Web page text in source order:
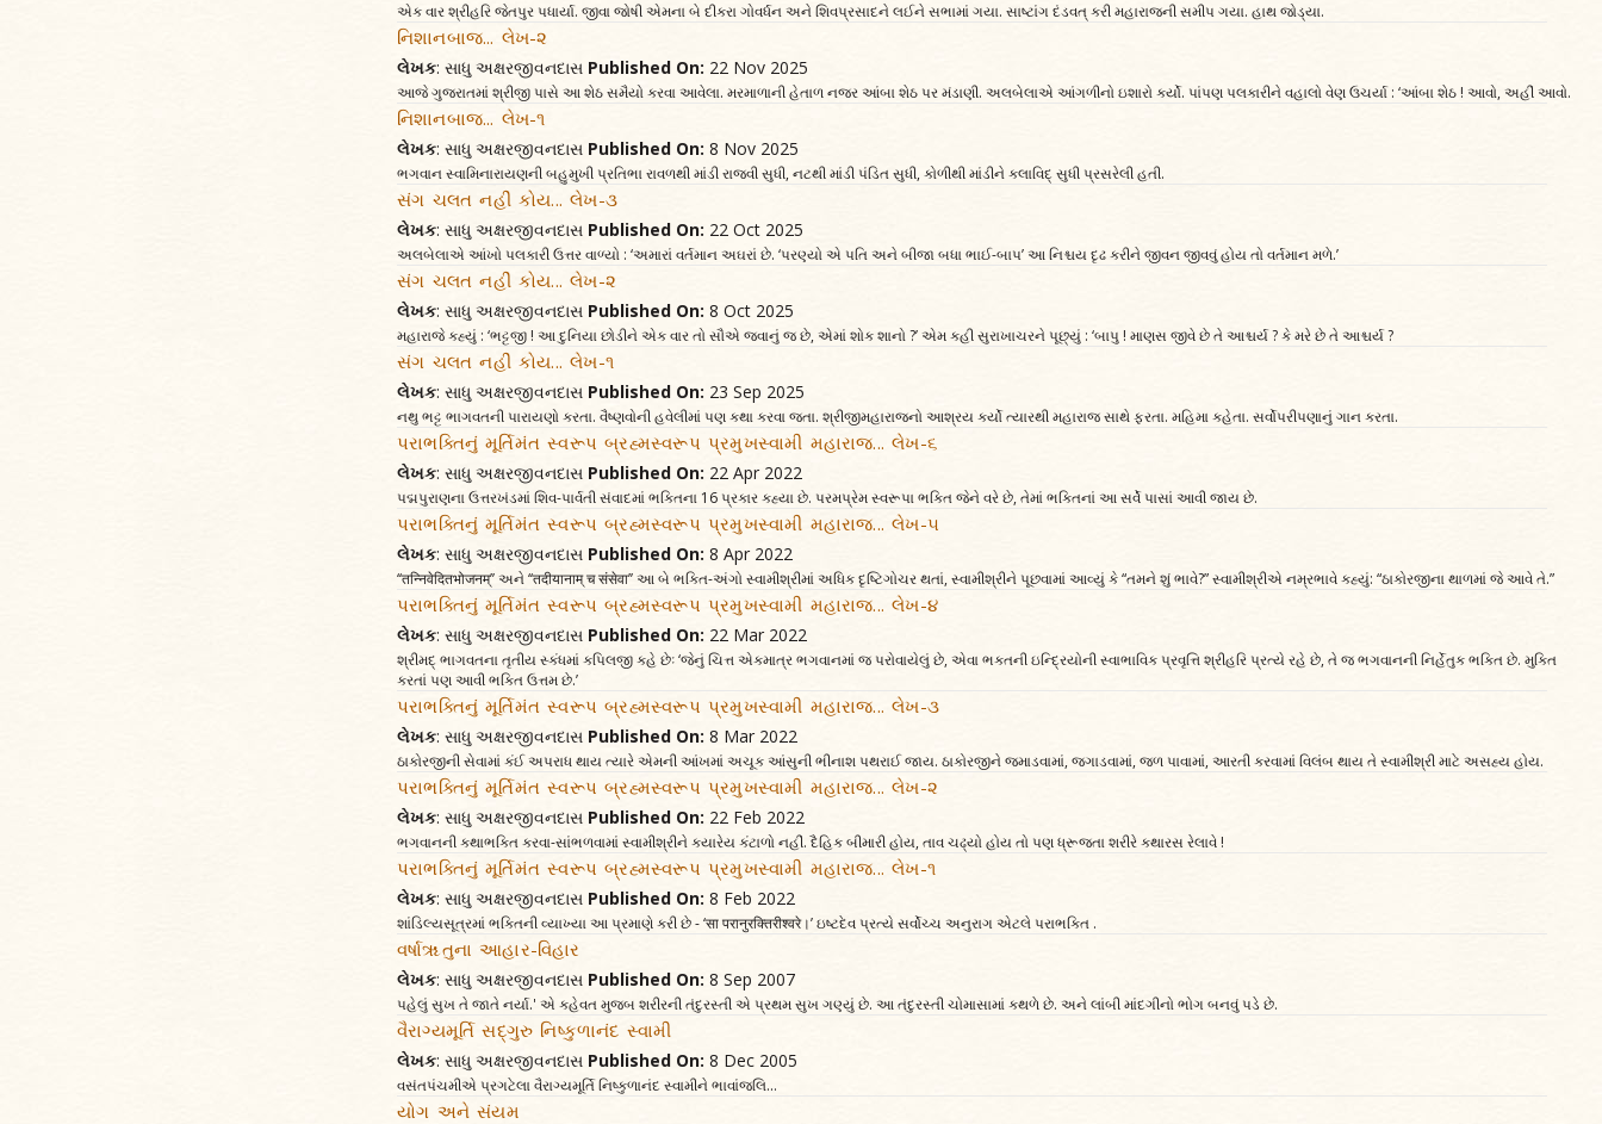
એક વાર શ્રીહરિ જેતપુર પધાર્યા. જીવા જોષી એમના બે દીકરા ગોવર્ધન અને શિવપ્રસાદને લઈને સભામાં ગયા. સાષ્ટાંગ દંડવત્‌ કરી મહારાજની સમીપ ગયા. હાથ જોડ્યા.
નિશાનબાજ... લેખ-૨
લેખક: સાધુ અક્ષરજીવનદાસ Published On: 22 Nov 2025
આજે ગુજરાતમાં શ્રીજી પાસે આ શેઠ સમૈયો કરવા આવેલા. મરમાળાની હેતાળ નજર આંબા શેઠ પર મંડાણી. અલબેલાએ આંગળીનો ઇશારો કર્યો. પાંપણ પલકારીને વહાલો વેણ ઉચર્યા : ‘આંબા શેઠ ! આવો, અહીં આવો.
નિશાનબાજ... લેખ-૧
લેખક: સાધુ અક્ષરજીવનદાસ Published On: 8 Nov 2025
ભગવાન સ્વામિનારાયણની બહુમુખી પ્રતિભા રાવળથી માંડી રાજવી સુધી, નટથી માંડી પંડિત સુધી, કોળીથી માંડીને કલાવિદ્‌ સુધી પ્રસરેલી હતી.
સંગ ચલત નહીં કોય... લેખ-૩
લેખક: સાધુ અક્ષરજીવનદાસ Published On: 22 Oct 2025
અલબેલાએ આંખો પલકારી ઉત્તર વાળ્યો : ‘અમારાં વર્તમાન અઘરાં છે. ‘પરણ્યો એ પતિ અને બીજા બધા ભાઈ-બાપ’ આ નિશ્ચય દૃઢ કરીને જીવન જીવવું હોય તો વર્તમાન મળે.’
સંગ ચલત નહીં કોય... લેખ-૨
લેખક: સાધુ અક્ષરજીવનદાસ Published On: 8 Oct 2025
મહારાજે કહ્યું : ‘ભટ્ટજી ! આ દુનિયા છોડીને એક વાર તો સૌએ જવાનું જ છે, એમાં શોક શાનો ?’ એમ કહી સુરાખાચરને પૂછ્યું : ‘બાપુ ! માણસ જીવે છે તે આશ્ચર્ય ? કે મરે છે તે આશ્ચર્ય ?
સંગ ચલત નહીં કોય... લેખ-૧
લેખક: સાધુ અક્ષરજીવનદાસ Published On: 23 Sep 2025
નથુ ભટ્ટ ભાગવતની પારાયણો કરતા. વૈષ્ણવોની હવેલીમાં પણ કથા કરવા જતા. શ્રીજીમહારાજનો આશ્રય કર્યો ત્યારથી મહારાજ સાથે ફરતા. મહિમા કહેતા. સર્વોપરીપણાનું ગાન કરતા.
પરાભક્તિનું મૂર્તિમંત સ્વરૂપ બ્રહ્મસ્વરૂપ પ્રમુખસ્વામી મહારાજ... લેખ-૬
લેખક: સાધુ અક્ષરજીવનદાસ Published On: 22 Apr 2022
પદ્મપુરાણના ઉત્તરખંડમાં શિવ-પાર્વતી સંવાદમાં ભક્તિના 16 પ્રકાર કહ્યા છે. પરમપ્રેમ સ્વરૂપા ભક્તિ જેને વરે છે, તેમાં ભક્તિનાં આ સર્વે પાસાં આવી જાય છે.
પરાભક્તિનું મૂર્તિમંત સ્વરૂપ બ્રહ્મસ્વરૂપ પ્રમુખસ્વામી મહારાજ... લેખ-૫
લેખક: સાધુ અક્ષરજીવનદાસ Published On: 8 Apr 2022
‘‘तन्निवेदितभोजनम्’’ અને ‘‘तदीयानाम् च संसेवा’’ આ બે ભક્તિ-અંગો સ્વામીશ્રીમાં અધિક દૃષ્ટિગોચર થતાં, સ્વામીશ્રીને પૂછવામાં આવ્યું કે “તમને શું ભાવે?” સ્વામીશ્રીએ નમ્રભાવે કહ્યું: “ઠાકોરજીના થાળમાં જે આવે તે.”
પરાભક્તિનું મૂર્તિમંત સ્વરૂપ બ્રહ્મસ્વરૂપ પ્રમુખસ્વામી મહારાજ... લેખ-૪
લેખક: સાધુ અક્ષરજીવનદાસ Published On: 22 Mar 2022
શ્રીમદ્‌ ભાગવતના તૃતીય સ્કંધમાં કપિલજી કહે છેઃ ‘જેનું ચિત્ત એકમાત્ર ભગવાનમાં જ પરોવાયેલું છે, એવા ભક્તની ઇન્દ્રિયોની સ્વાભાવિક પ્રવૃત્તિ શ્રીહરિ પ્રત્યે રહે છે, તે જ ભગવાનની નિર્હેતુક ભક્તિ છે. મુક્તિ
કરતાં પણ આવી ભક્તિ ઉત્તમ છે.’
પરાભક્તિનું મૂર્તિમંત સ્વરૂપ બ્રહ્મસ્વરૂપ પ્રમુખસ્વામી મહારાજ... લેખ-૩
લેખક: સાધુ અક્ષરજીવનદાસ Published On: 8 Mar 2022
ઠાકોરજીની સેવામાં કંઈ અપરાધ થાય ત્યારે એમની આંખમાં અચૂક આંસુની ભીનાશ પથરાઈ જાય. ઠાકોરજીને જમાડવામાં, જગાડવામાં, જળ પાવામાં, આરતી કરવામાં વિલંબ થાય તે સ્વામીશ્રી માટે અસહ્ય હોય.
પરાભક્તિનું મૂર્તિમંત સ્વરૂપ બ્રહ્મસ્વરૂપ પ્રમુખસ્વામી મહારાજ... લેખ-૨
લેખક: સાધુ અક્ષરજીવનદાસ Published On: 22 Feb 2022
ભગવાનની કથાભક્તિ કરવા-સાંભળવામાં સ્વામીશ્રીને ક્યારેય કંટાળો નહીં. દૈહિક બીમારી હોય, તાવ ચઢ્યો હોય તો પણ ધ્રૂજતા શરીરે કથારસ રેલાવે !
પરાભક્તિનું મૂર્તિમંત સ્વરૂપ બ્રહ્મસ્વરૂપ પ્રમુખસ્વામી મહારાજ... લેખ-૧
લેખક: સાધુ અક્ષરજીવનદાસ Published On: 8 Feb 2022
શાંડિલ્યસૂત્રમાં ભક્તિની વ્યાખ્યા આ પ્રમાણે કરી છે - ‘सा परानुरक्तिरीश्वरे।’ ઇષ્ટદેવ પ્રત્યે સર્વોચ્ચ અનુરાગ એટલે પરાભક્તિ .
વર્ષાૠતુના આહાર-વિહાર
લેખક: સાધુ અક્ષરજીવનદાસ Published On: 8 Sep 2007
પહેલું સુખ તે જાતે નર્યા.' એ કહેવત મુજબ શરીરની તંદુરસ્તી એ પ્રથમ સુખ ગણ્યું છે. આ તંદુરસ્તી ચોમાસામાં કથળે છે. અને લાંબી માંદગીનો ભોગ બનવું પડે છે.
વૈરાગ્યમૂર્તિ સદ્‌ગુરુ નિષ્કુળાનંદ સ્વામી
લેખક: સાધુ અક્ષરજીવનદાસ Published On: 8 Dec 2005
વસંતપંચમીએ પ્રગટેલા વૈરાગ્યમૂર્તિ નિષ્કુળાનંદ સ્વામીને ભાવાંજલિ...
યોગ અને સંયમ